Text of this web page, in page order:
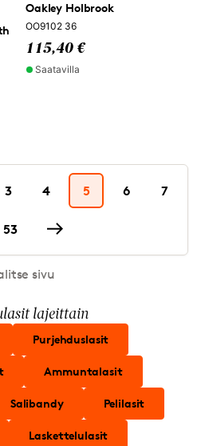
Oakley Holbrook
OO9102 36
115,40 €
Saatavilla
3 4 5 6 7
53
sivu
lajeittain
Purjehduslasit
Ammuntalasit
Salibandy Pelilasit
Laskettelulasit